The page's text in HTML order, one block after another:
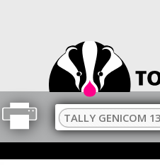
TALLY GENICOM